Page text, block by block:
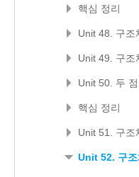
핵심 정리
Unit 48. 구조
Unit 49. 구조
Unit 50. 두
핵심 정리
Unit 51. 구조
Unit 52. 구조